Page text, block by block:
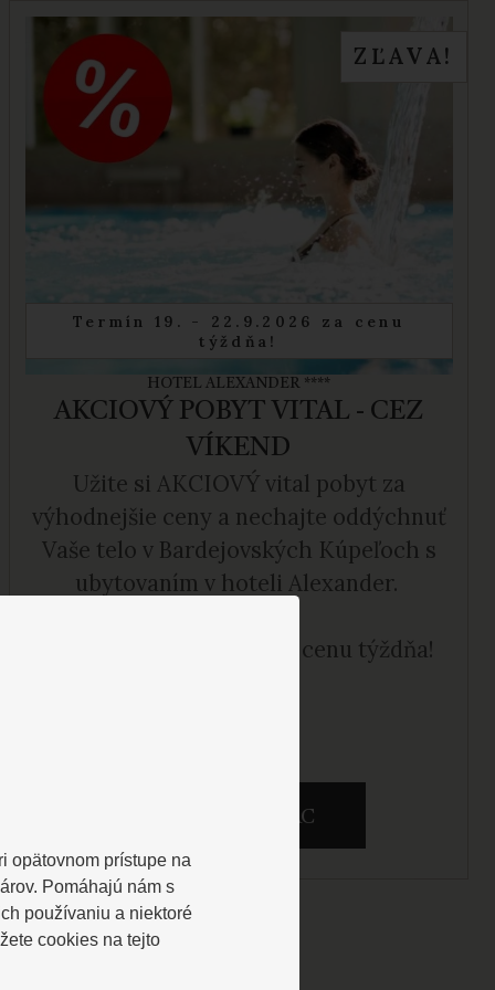
ZĽAVA!
Termín 19. - 22.9.2026 za cenu
týždňa!
HOTEL ALEXANDER ****
AKCIOVÝ POBYT VITAL - CEZ
VÍKEND
Užite si AKCIOVÝ vital pobyt za
výhodnejšie ceny a nechajte oddýchnuť
Vaše telo v Bardejovských Kúpeľoch s
ubytovaním v hoteli Alexander.
Termín 19. - 22.9.2026 za cenu týždňa!
ZOBRAZIŤ VIAC
opätovnom prístupe na
Pomáhajú nám s
používaniu a niektoré
cookies na tejto